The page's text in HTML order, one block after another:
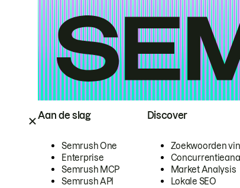
Aan de slag
Semrush One
Enterprise
Semrush MCP
Semrush API
Discover
Zoekwoorden
Market Analysis
Lokale SEO